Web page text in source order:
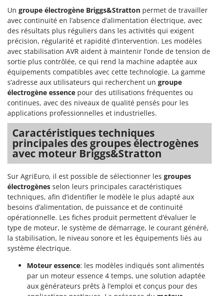
R
R.G.V.
Rato
Reber
Redback
Resto Italia
Ribimex
Ripartrak
Ritter
River Systems
Robomow
Rover Pompe
Royal Food
Ryobi
S
S.T.P.
Sbaraglia
Schnitzer
Un groupe électrogène Briggs&Stratton permet de travailler
avec continuité en l’absence d’alimentation électrique, avec
des résultats plus réguliers dans les activités qui exigent
précision, régularité et rapidité d’intervention. Les modèles
avec stabilisation AVR aident à maintenir l’onde de tension de
sortie plus contrôlée, ce qui rend la machine adaptée aux
équipements compatibles avec cette technologie. La gamme
s’adresse aux utilisateurs qui recherchent un groupe
électrogène essence pour des utilisations fréquentes ou
continues, avec des niveaux de qualité pensés pour les
applications professionnelles et industrielles.
Caractéristiques techniques
principales des groupes électrogènes
avec moteur Briggs&Stratton
Sur AgriEuro, il est possible de sélectionner les groupes
électrogènes selon leurs principales caractéristiques
techniques, afin d’identifier le modèle le plus adapté aux
besoins d’alimentation, de puissance et de continuité
opérationnelle. Les fiches produit permettent d’évaluer le
type de moteur, le système de démarrage, le courant généré,
la stabilisation, le niveau sonore et les équipements liés au
système électrique.
Moteur essence: les modèles indiqués sont alimentés
par un moteur essence 4 temps, une solution adaptée
aux générateurs prêts à l’emploi et conçus pour des